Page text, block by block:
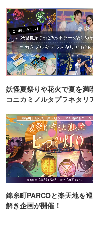
妖怪夏祭りや花火で夏を満
コニカミノルタプラネタリ
錦糸町PARCOと楽天地を
解き企画が開催！